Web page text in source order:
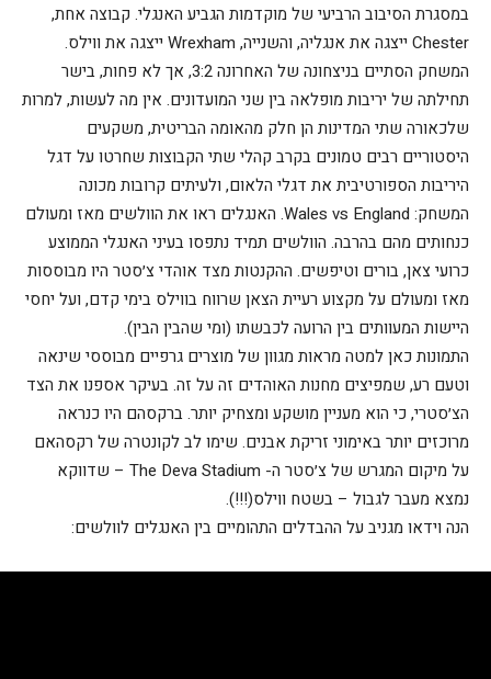
במסגרת הסיבוב הרביעי של מוקדמות הגביע האנגלי. קבוצה אחת,
Chester ייצגה את אנגליה, והשנייה, Wrexham ייצגה את ווילס.
המשחק הסתיים בניצחונה של האחרונה 3:2, אך לא פחות, בישר
תחילתה של יריבות מופלאה בין שני המועדונים. אין מה לעשות, למרות
שלכאורה שתי המדינות הן חלק מהאומה הבריטית, משקעים
היסטוריים רבים טמונים בקרב קהלי שתי הקבוצות שחרטו על דגל
היריבות הספורטיבית את דגלי הלאום, ולעיתים קרובות מכונה
המשחק: Wales vs England. האנגלים ראו את הוולשים מאז ומעולם
כנחותים מהם בהרבה. הוולשים תמיד נתפסו בעיני האנגלי הממוצע
כרועי צאן, בורים וטיפשים. ההקנטות מצד אוהדי צ׳סטר היו מבוססות
מאז ומעולם על מקצוע רעיית הצאן שרווח בווילס בימי קדם, ועל יחסי
היישות המעוותים בין הרועה לכבשתו (ומי שהבין הבין).
התמונות כאן למטה מראות מגוון של מוצרים גרפיים מבוססי שינאה
וטעם רע, שמפיצים מחנות האוהדים זה על זה. בעיקר אספנו את הצד
הצ׳סטרי, כי הוא מעניין מושקע ומצחיק יותר. ברקסהם היו כנראה
מרוכזים יותר באימוני זריקת אבנים. שימו לב לקונטרה של רקסהאם
על מיקום המגרש של צ׳סטר ה- The Deva Stadium – שדווקא
נמצא מעבר לגבול – בשטח ווילס(!!!).
הנה וידאו מגניב על ההבדלים התהומיים בין האנגלים לוולשים: